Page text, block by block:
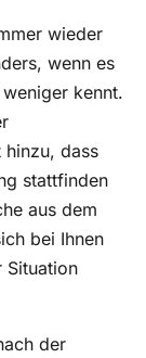
wieder
wenn es
kennt.
dass
stattfinden
aus dem
bei Ihnen
Situation
der